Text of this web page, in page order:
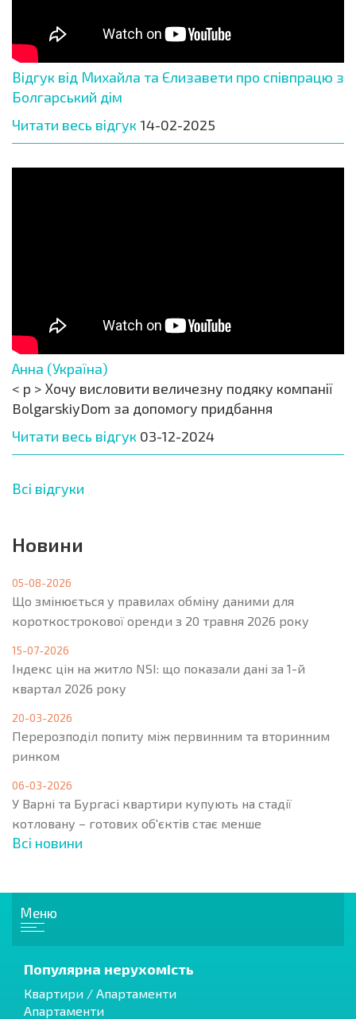
Відгук від Михайла та Єлизавети про співпрацю з
Болгарський дім
Читати весь відгук 14-02-2025
Анна (Україна)
< p > Хочу висловити величезну подяку компанії
BolgarskiyDom за допомогу придбання
Читати весь відгук 03-12-2024
Всі відгуки
Новини
05-08-2026
Що змінюється у правилах обміну даними для
короткострокової оренди з 20 травня 2026 року
15-07-2026
Індекс цін на житло NSI: що показали дані за 1-й
квартал 2026 року
20-03-2026
Перерозподіл попиту між первинним та вторинним
ринком
06-03-2026
У Варні та Бургасі квартири купують на стадії
котловану – готових об'єктів стає менше
Всі новини
Меню
Популярна нерухомість
Квартири / Апартаменти
Апартаменти